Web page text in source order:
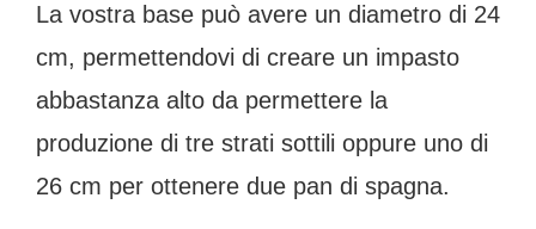
La vostra base può avere un diametro di 24
cm, permettendovi di creare un impasto
abbastanza alto da permettere la
produzione di tre strati sottili oppure uno di
26 cm per ottenere due pan di spagna.